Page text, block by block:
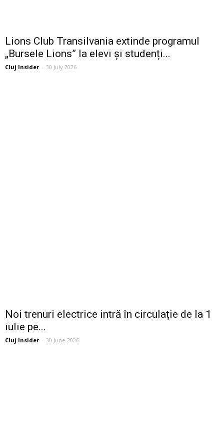
Lions Club Transilvania extinde programul
„Bursele Lions” la elevi și studenți...
Cluj Insider - 30 July 2026
Noi trenuri electrice intră în circulație de la 1
iulie pe...
Cluj Insider - 30 June 2026